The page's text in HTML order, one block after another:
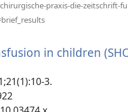
praxis-die-zeitschrift-
in children
3.